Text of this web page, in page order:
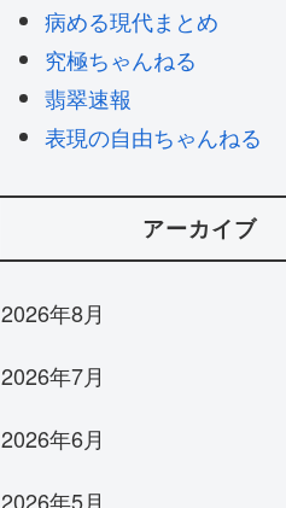
病める現代まとめ
究極ちゃんねる
翡翠速報
表現の自由ちゃんねる
アーカイブ
2026年8月
2026年7月
2026年6月
2026年5月